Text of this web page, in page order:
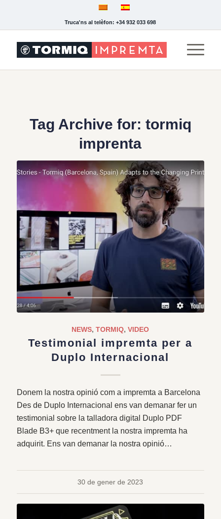
Truca'ns al telèfon: +34 932 033 698
Tag Archive for: tormiq
imprenta
NEWS,TORMIQ,VIDEO
Testimonial impremta per a
Duplo Internacional
Donem la nostra opinió com a impremta a Barcelona
Des de Duplo Internacional ens van demanar fer un
testimonial sobre la talladora digital Duplo PDF
Blade B3+ que recentment la nostra impremta ha
adquirit. Ens van demanar la nostra opinió…
30 de gener de 2023